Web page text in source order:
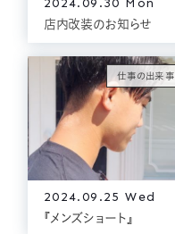
2024.09.30 Mon
店内改装のお知らせ
2024.09.25 Wed
仕事の出来事
『メンズショート』